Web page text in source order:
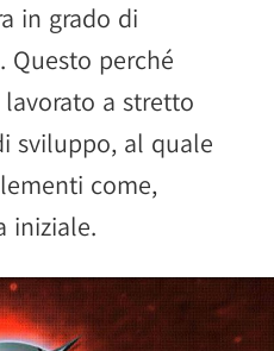
in grado di
Questo perché
a stretto
sviluppo, al quale
come,
iniziale.